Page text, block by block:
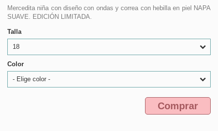
Mercedita niña con diseño con ondas y correa con hebilla en piel NAPA
SUAVE. EDICIÓN LIMITADA.
Talla
18
Color
- Elige color -
Comprar